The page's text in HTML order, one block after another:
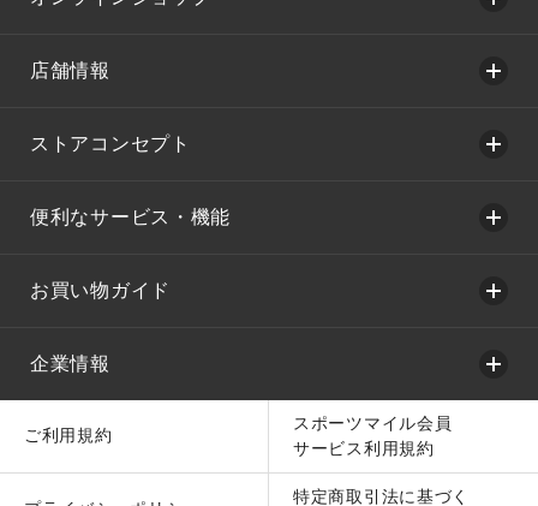
店舗情報
ストアコンセプト
便利なサービス・機能
お買い物ガイド
企業情報
ご利用規約
スポーツマイル会員
サービス利用規約
特定商取引法に基づく